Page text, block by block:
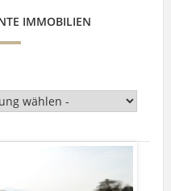
IMMOBILIEN